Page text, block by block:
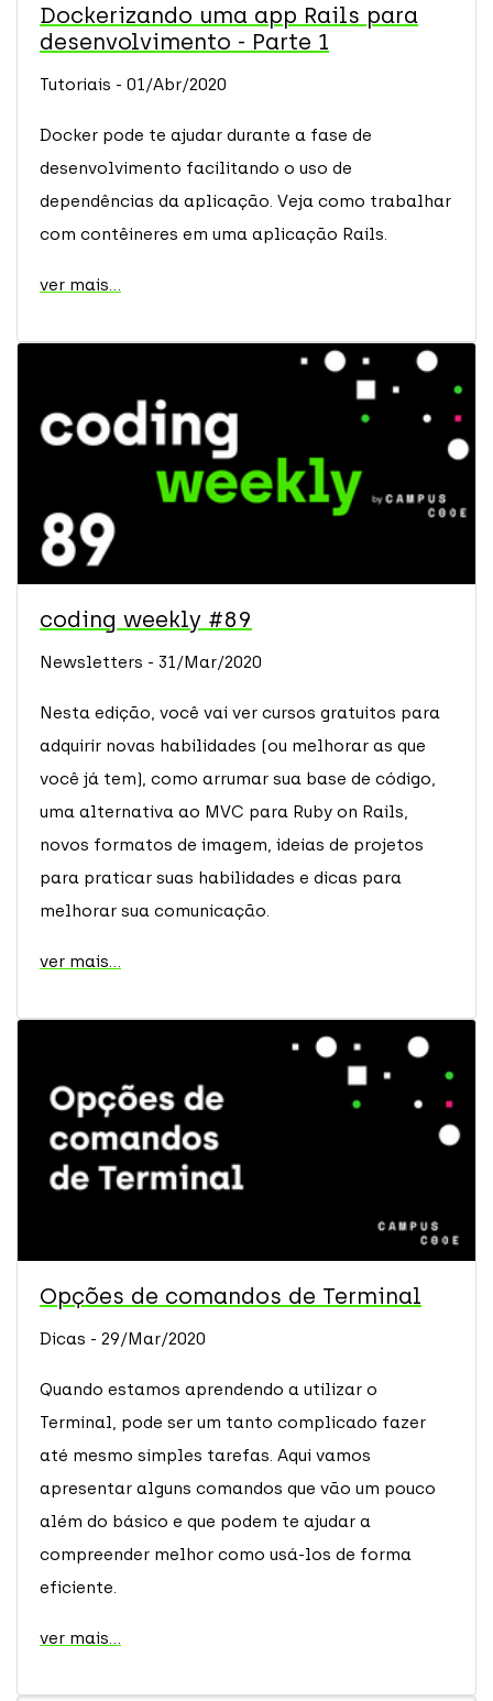
Dockerizando uma app Rails para
desenvolvimento - Parte 1
Tutoriais - 01/Abr/2020
Docker pode te ajudar durante a fase de
desenvolvimento facilitando o uso de
dependências da aplicação. Veja como trabalhar
com contêineres em uma aplicação Rails.
ver mais...
coding weekly #89
Newsletters - 31/Mar/2020
Nesta edição, você vai ver cursos gratuitos para
adquirir novas habilidades (ou melhorar as que
você já tem), como arrumar sua base de código,
uma alternativa ao MVC para Ruby on Rails,
novos formatos de imagem, ideias de projetos
para praticar suas habilidades e dicas para
melhorar sua comunicação.
ver mais...
Opções de comandos de Terminal
Dicas - 29/Mar/2020
Quando estamos aprendendo a utilizar o
Terminal, pode ser um tanto complicado fazer
até mesmo simples tarefas. Aqui vamos
apresentar alguns comandos que vão um pouco
além do básico e que podem te ajudar a
compreender melhor como usá-los de forma
eficiente.
ver mais...